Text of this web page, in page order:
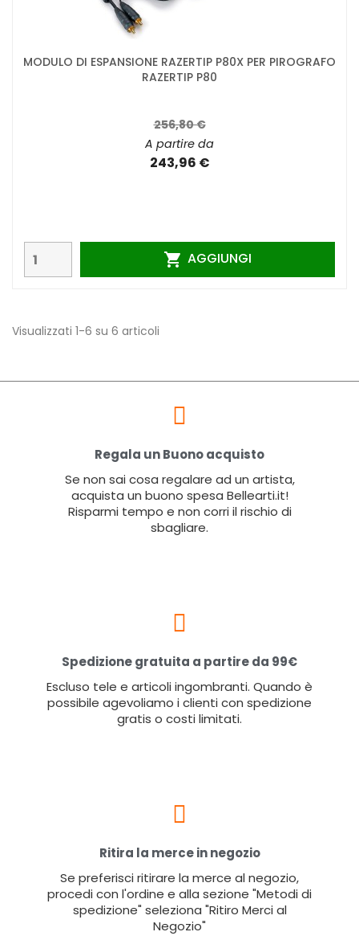
MODULO DI ESPANSIONE RAZERTIP P80X PER PIROGRAFO
RAZERTIP P80
256,80 €
A partire da
243,96 €
 AGGIUNGI
Visualizzati 1-6 su 6 articoli
Regala un Buono acquisto
Se non sai cosa regalare ad un artista,
acquista un buono spesa Bellearti.it!
Risparmi tempo e non corri il rischio di
sbagliare.
Spedizione gratuita a partire da 99€
Escluso tele e articoli ingombranti. Quando è
possibile agevoliamo i clienti con spedizione
gratis o costi limitati.
Ritira la merce in negozio
Se preferisci ritirare la merce al negozio,
procedi con l'ordine e alla sezione "Metodi di
spedizione" seleziona "Ritiro Merci al
Negozio"